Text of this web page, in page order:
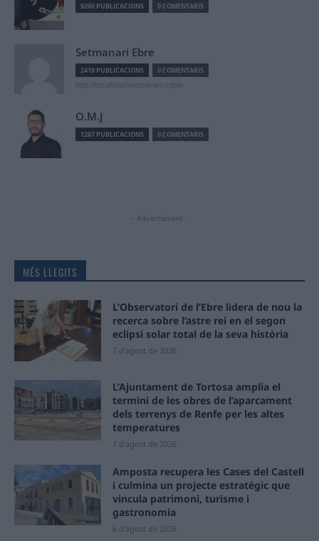
9260 PUBLICACIONS 0 COMENTARIS
Setmanari Ebre
2419 PUBLICACIONS 0 COMENTARIS
http://localhost/setmanari-copia
O.M.J
1267 PUBLICACIONS 0 COMENTARIS
- Advertisment -
MÉS LLEGITS
L’Observatori de l’Ebre lidera de nou la
recerca sobre l’astre rei en el segon
eclipsi solar total de la seva història
7 d'agost de 2026
L’Ajuntament de Tortosa amplia el
termini de les obres de l’aparcament
dels terrenys de Renfe per les altes
temperatures
7 d'agost de 2026
Amposta recupera les Cases del Castell
i culmina un projecte estratègic que
vincula patrimoni, turisme i
gastronomia
6 d'agost de 2026